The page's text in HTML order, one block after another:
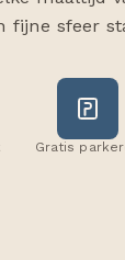
fijne sfeer
Gratis